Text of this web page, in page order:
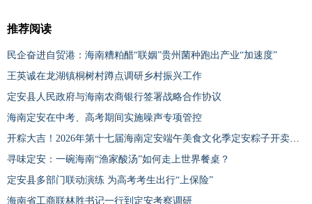
推荐阅读
民企奋进自贸港：海南糟粕醋“联姻”贵州菌种跑出产业“加速度”
王英诚在龙湖镇桐树村蹲点调研乡村振兴工作
定安县人民政府与海南农商银行签署战略合作协议
海南定安在中考、高考期间实施噪声专项管控
开粽大吉！2026年第十七届海南定安端午美食文化季定安粽子开卖仪式启幕
寻味定安：一碗海南“渔家酸汤”如何走上世界餐桌？
定安县多部门联动演练 为高考考生出行“上保险”
海南省工商联林胜书记一行到定安考察调研